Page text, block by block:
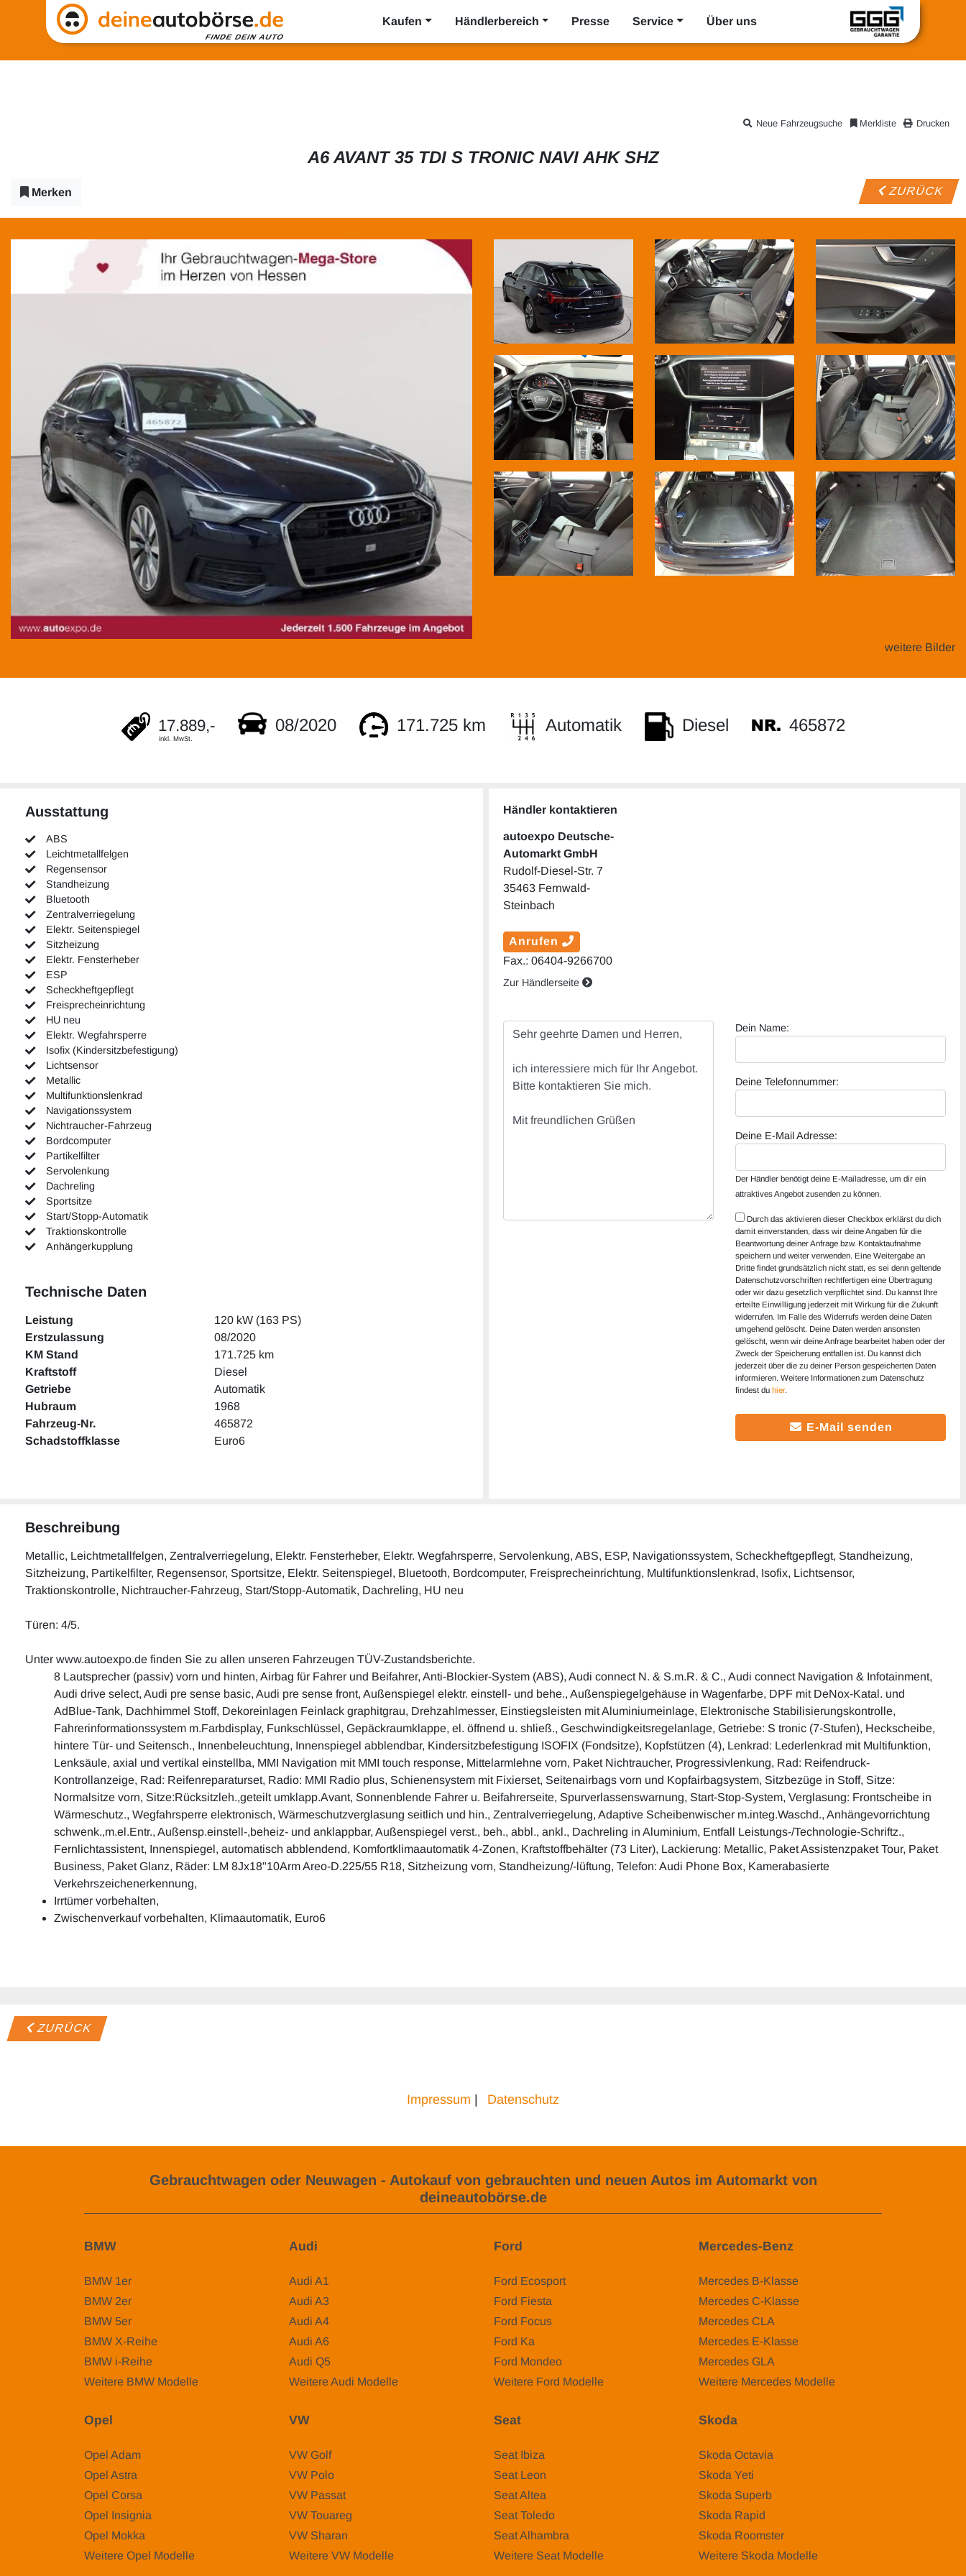
Kaufen Händlerbereich Presse Service Über uns
Drucken
Merkliste
Neue Fahrzeugsuche
A6 AVANT 35 TDI S TRONIC NAVI AHK SHZ
Merken ZURÜCK
weitere Bilder
17.889,-
inkl. MwSt.
08/2020 171.725 km Automatik Diesel 465872
Ausstattung
ABS
Leichtmetallfelgen
Regensensor
Standheizung
Bluetooth
Zentralverriegelung
Elektr. Seitenspiegel
Sitzheizung
Elektr. Fensterheber
ESP
Scheckheftgepflegt
Freisprecheinrichtung
HU neu
Elektr. Wegfahrsperre
Isofix (Kindersitzbefestigung)
Lichtsensor
Metallic
Multifunktionslenkrad
Navigationssystem
Nichtraucher-Fahrzeug
Bordcomputer
Partikelfilter
Servolenkung
Dachreling
Sportsitze
Start/Stopp-Automatik
Traktionskontrolle
Anhängerkupplung
Technische Daten
Leistung
120 kW (163 PS)
Erstzulassung
08/2020
KM Stand
171.725 km
Kraftstoff
Diesel
Getriebe
Automatik
Hubraum
1968
Fahrzeug-Nr.
465872
Schadstoffklasse
Euro6
Händler kontaktieren
autoexpo Deutsche-
Automarkt GmbH
Rudolf-Diesel-Str. 7
35463 Fernwald-
Steinbach
Anrufen
Fax.: 06404-9266700
Zur Händlerseite
Dein Name:
Deine Telefonnummer:
Deine E-Mail Adresse:
Der Händler benötigt deine E-Mailadresse, um dir ein
attraktives Angebot zusenden zu können.
Durch das aktivieren dieser Checkbox erklärst du dich
damit einverstanden, dass wir deine Angaben für die
Beantwortung deiner Anfrage bzw. Kontaktaufnahme
speichern und weiter verwenden. Eine Weitergabe an
Dritte findet grundsätzlich nicht statt, es sei denn geltende
Datenschutzvorschriften rechtfertigen eine Übertragung
oder wir dazu gesetzlich verpflichtet sind. Du kannst Ihre
erteilte Einwilligung jederzeit mit Wirkung für die Zukunft
widerrufen. Im Falle des Widerrufs werden deine Daten
umgehend gelöscht. Deine Daten werden ansonsten
gelöscht, wenn wir deine Anfrage bearbeitet haben oder der
Zweck der Speicherung entfallen ist. Du kannst dich
jederzeit über die zu deiner Person gespeicherten Daten
informieren. Weitere Informationen zum Datenschutz
findest du hier.
E-Mail senden
Beschreibung
Metallic, Leichtmetallfelgen, Zentralverriegelung, Elektr. Fensterheber, Elektr. Wegfahrsperre, Servolenkung, ABS, ESP, Navigationssystem, Scheckheftgepflegt, Standheizung,
Sitzheizung, Partikelfilter, Regensensor, Sportsitze, Elektr. Seitenspiegel, Bluetooth, Bordcomputer, Freisprecheinrichtung, Multifunktionslenkrad, Isofix, Lichtsensor,
Traktionskontrolle, Nichtraucher-Fahrzeug, Start/Stopp-Automatik, Dachreling, HU neu
Türen: 4/5.
Unter www.autoexpo.de finden Sie zu allen unseren Fahrzeugen TÜV-Zustandsberichte.
8 Lautsprecher (passiv) vorn und hinten, Airbag für Fahrer und Beifahrer, Anti-Blockier-System (ABS), Audi connect N. & S.m.R. & C., Audi connect Navigation & Infotainment,
Audi drive select, Audi pre sense basic, Audi pre sense front, Außenspiegel elektr. einstell- und behe., Außenspiegelgehäuse in Wagenfarbe, DPF mit DeNox-Katal. und
AdBlue-Tank, Dachhimmel Stoff, Dekoreinlagen Feinlack graphitgrau, Drehzahlmesser, Einstiegsleisten mit Aluminiumeinlage, Elektronische Stabilisierungskontrolle,
Fahrerinformationssystem m.Farbdisplay, Funkschlüssel, Gepäckraumklappe, el. öffnend u. shließ., Geschwindigkeitsregelanlage, Getriebe: S tronic (7-Stufen), Heckscheibe,
hintere Tür- und Seitensch., Innenbeleuchtung, Innenspiegel abblendbar, Kindersitzbefestigung ISOFIX (Fondsitze), Kopfstützen (4), Lenkrad: Lederlenkrad mit Multifunktion,
Lenksäule, axial und vertikal einstellba, MMI Navigation mit MMI touch response, Mittelarmlehne vorn, Paket Nichtraucher, Progressivlenkung, Rad: Reifendruck-
Kontrollanzeige, Rad: Reifenreparaturset, Radio: MMI Radio plus, Schienensystem mit Fixierset, Seitenairbags vorn und Kopfairbagsystem, Sitzbezüge in Stoff, Sitze:
Normalsitze vorn, Sitze:Rücksitzleh.,geteilt umklapp.Avant, Sonnenblende Fahrer u. Beifahrerseite, Spurverlassenswarnung, Start-Stop-System, Verglasung: Frontscheibe in
Wärmeschutz., Wegfahrsperre elektronisch, Wärmeschutzverglasung seitlich und hin., Zentralverriegelung, Adaptive Scheibenwischer m.integ.Waschd., Anhängevorrichtung
schwenk.,m.el.Entr., Außensp.einstell-,beheiz- und anklappbar, Außenspiegel verst., beh., abbl., ankl., Dachreling in Aluminium, Entfall Leistungs-/Technologie-Schriftz.,
Fernlichtassistent, Innenspiegel, automatisch abblendend, Komfortklimaautomatik 4-Zonen, Kraftstoffbehälter (73 Liter), Lackierung: Metallic, Paket Assistenzpaket Tour, Paket
Business, Paket Glanz, Räder: LM 8Jx18"10Arm Areo-D.225/55 R18, Sitzheizung vorn, Standheizung/-lüftung, Telefon: Audi Phone Box, Kamerabasierte
Verkehrszeichenerkennung,
Irrtümer vorbehalten,
Zwischenverkauf vorbehalten, Klimaautomatik, Euro6
ZURÜCK
Impressum Datenschutz
Gebrauchtwagen oder Neuwagen - Autokauf von gebrauchten und neuen Autos im Automarkt von
deineautobörse.de
BMW
BMW 1er
BMW 2er
BMW 5er
BMW X-Reihe
BMW i-Reihe
Weitere BMW Modelle
Audi
Audi A1
Audi A3
Audi A4
Audi A6
Audi Q5
Weitere Audi Modelle
Ford
Ford Ecosport
Ford Fiesta
Ford Focus
Ford Ka
Ford Mondeo
Weitere Ford Modelle
Mercedes-Benz
Mercedes B-Klasse
Mercedes C-Klasse
Mercedes CLA
Mercedes E-Klasse
Mercedes GLA
Weitere Mercedes Modelle
Opel
Opel Adam
Opel Astra
Opel Corsa
Opel Insignia
Opel Mokka
Weitere Opel Modelle
VW
VW Golf
VW Polo
VW Passat
VW Touareg
VW Sharan
Weitere VW Modelle
Seat
Seat Ibiza
Seat Leon
Seat Altea
Seat Toledo
Seat Alhambra
Weitere Seat Modelle
Skoda
Skoda Octavia
Skoda Yeti
Skoda Superb
Skoda Rapid
Skoda Roomster
Weitere Skoda Modelle